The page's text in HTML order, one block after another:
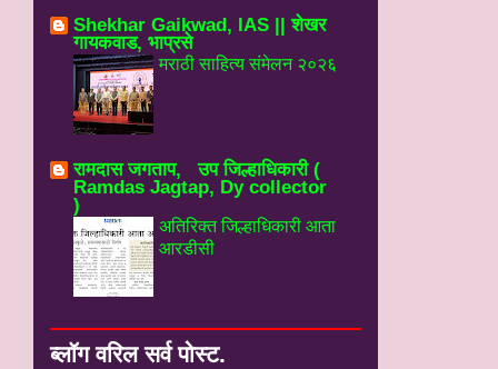
Shekhar Gaikwad, IAS || शेखर
गायकवाड, भाप्रसे
मराठी साहित्य संमेलन २०२६
रामदास जगताप, उप जिल्हाधिकारी (
Ramdas Jagtap, Dy collector
)
अतिरिक्त जिल्हाधिकारी आता
आरडीसी
ब्‍लॉग वरिल सर्व पोस्‍ट.